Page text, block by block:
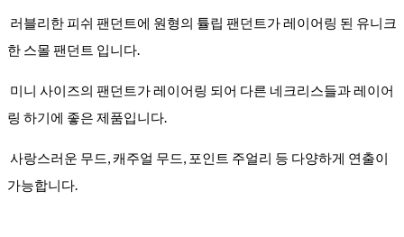
러블리한 피쉬 팬던트에 원형의 튤립 팬던트가 레이어링 된 유니크
한 스몰 팬던트 입니다.
미니 사이즈의 팬던트가 레이어링 되어 다른 네크리스들과 레이어
링 하기에 좋은 제품입니다.
사랑스러운 무드, 캐주얼 무드, 포인트 주얼리 등 다양하게 연출이
가능합니다.